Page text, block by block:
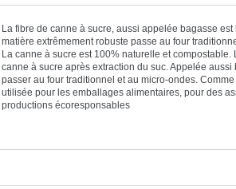
Lafibre de canne à sucre, aussi appelée bagasse est
matière extrêmement robuste passe au four
Lacanne à sucre est 100% naturelle etcompostable.
canne à sucre après extraction du suc. Appelée
passer au four traditionnel et au micro-ondes.
utilisée pour les emballages alimentaires, pour des
productionsécoresponsables